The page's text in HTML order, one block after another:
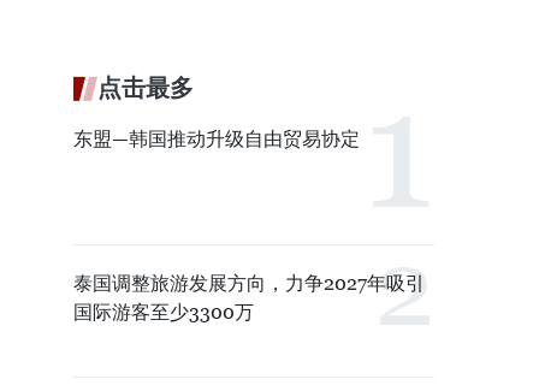
点击最多
东盟—韩国推动升级自由贸易协定
泰国调整旅游发展方向，力争2027年吸引
国际游客至少3300万